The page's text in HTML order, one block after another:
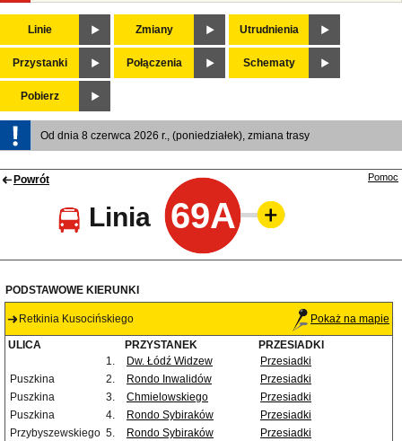
Linie Zmiany Utrudnienia
Przystanki Połączenia Schematy
Pobierz
Od dnia 8 czerwca 2026 r., (poniedziałek), zmiana trasy
Powrót
Linia 69A
Pomoc
PODSTAWOWE KIERUNKI
Retkinia Kusocińskiego Pokaż na mapie
ULICA PRZYSTANEK
PRZESIADKI
1.
Dw. Łódź Widzew
Przesiadki
Puszkina
2. Rondo Inwalidów
Przesiadki
Puszkina
3. Chmielowskiego
Przesiadki
Puszkina
4. Rondo Sybiraków
Przesiadki
Przybyszewskiego 5. Rondo Sybiraków
Przesiadki